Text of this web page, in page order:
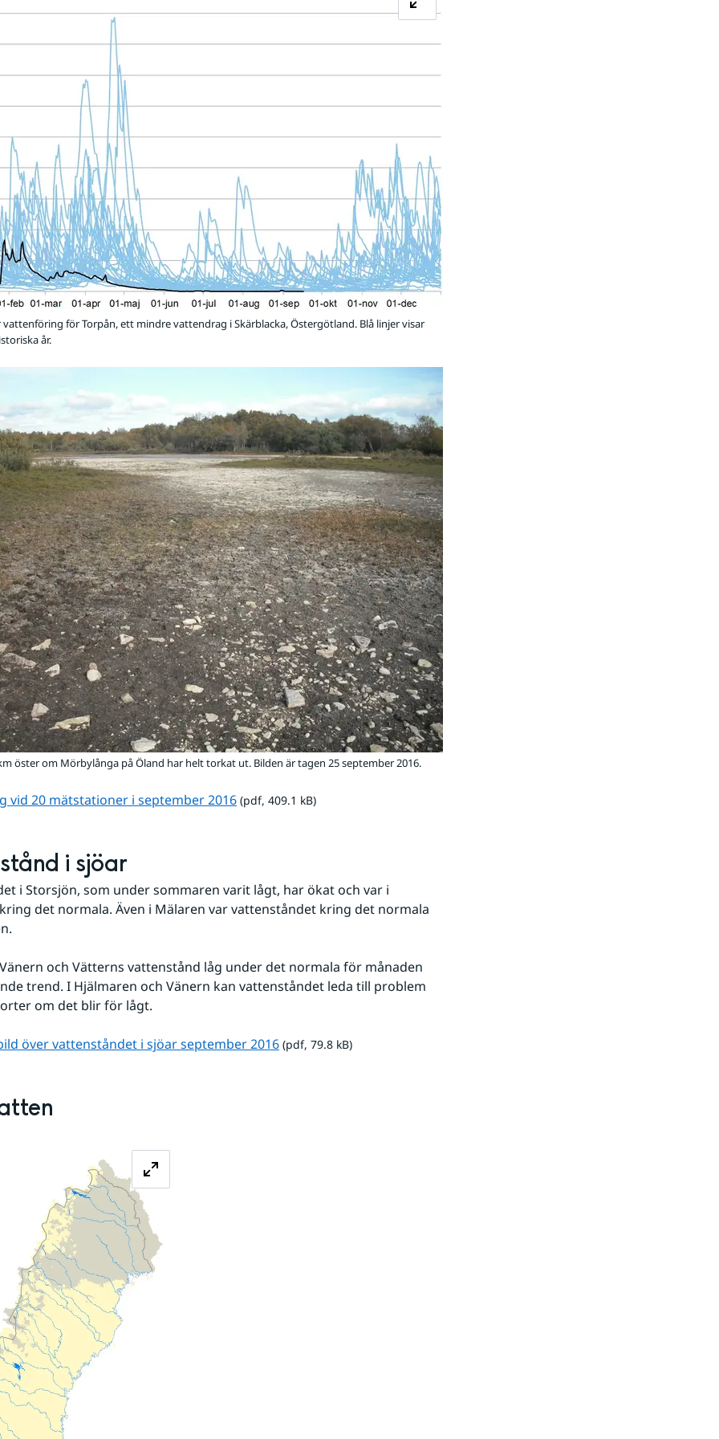
vattenföring för Torpån, ett mindre vattendrag i Skärblacka, Östergötland. Blå linjer visar
år.
öster om Mörbylånga på Öland har helt torkat ut. Bilden är tagen 25 september 2016.
vid 20 mätstationer i september 2016pdf, 409.1 kB.
(pdf, 409.1 kB)
i sjöar
i Storsjön, som under sommaren varit lågt, har ökat och var i
det normala. Även i Mälaren var vattenståndet kring det normala
och Vätterns vattenstånd låg under det normala för månaden
trend. I Hjälmaren och Vänern kan vattenståndet leda till problem
om det blir för lågt.
över vattenståndet i sjöar september 2016pdf, 79.8 kB.
(pdf, 79.8 kB)